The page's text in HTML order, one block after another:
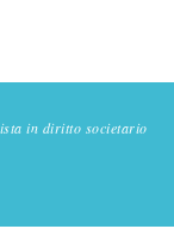
in diritto societario